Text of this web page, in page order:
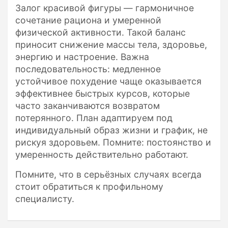
Залог красивой фигуры — гармоничное
сочетание рациона и умеренной
физической активности. Такой баланс
приносит снижение массы тела, здоровье,
энергию и настроение. Важна
последовательность: медленное
устойчивое похудение чаще оказывается
эффективнее быстрых курсов, которые
часто заканчиваются возвратом
потерянного. План адаптируем под
индивидуальный образ жизни и график, не
рискуя здоровьем. Помните: постоянство и
умеренность действительно работают.
Помните, что в серьёзных случаях всегда
стоит обратиться к профильному
специалисту.